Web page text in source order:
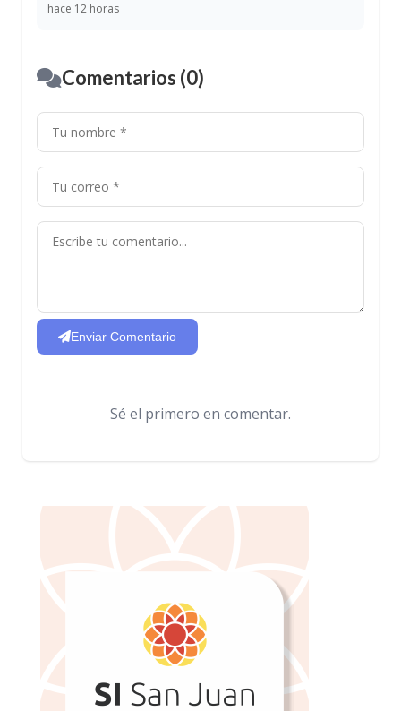
hace 12 horas
Comentarios (0)
Enviar Comentario
Sé el primero en comentar.